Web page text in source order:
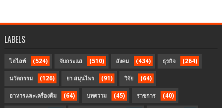
LABELS
ไฮไลท์ (524) จับกระแส (510) สังคม (434) ธุรกิจ (264)
นวัตกรรม (126) ยา สมุนไพร (91) วิจัย (64)
อาหารและเครื่องดื่ม (64) บทความ (45) ราชการ (40)